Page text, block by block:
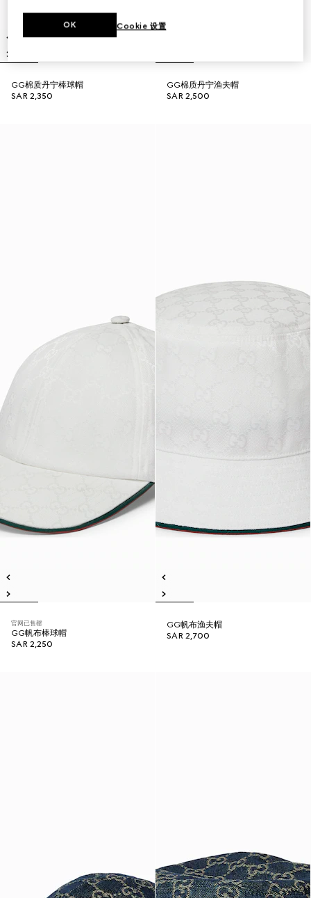
GG棉质丹宁棒球帽
SAR 2,350
GG棉质丹宁渔夫帽
SAR 2,500
官网已售罄
GG帆布棒球帽
SAR 2,250
GG帆布渔夫帽
SAR 2,700
Cookie 设置
OK